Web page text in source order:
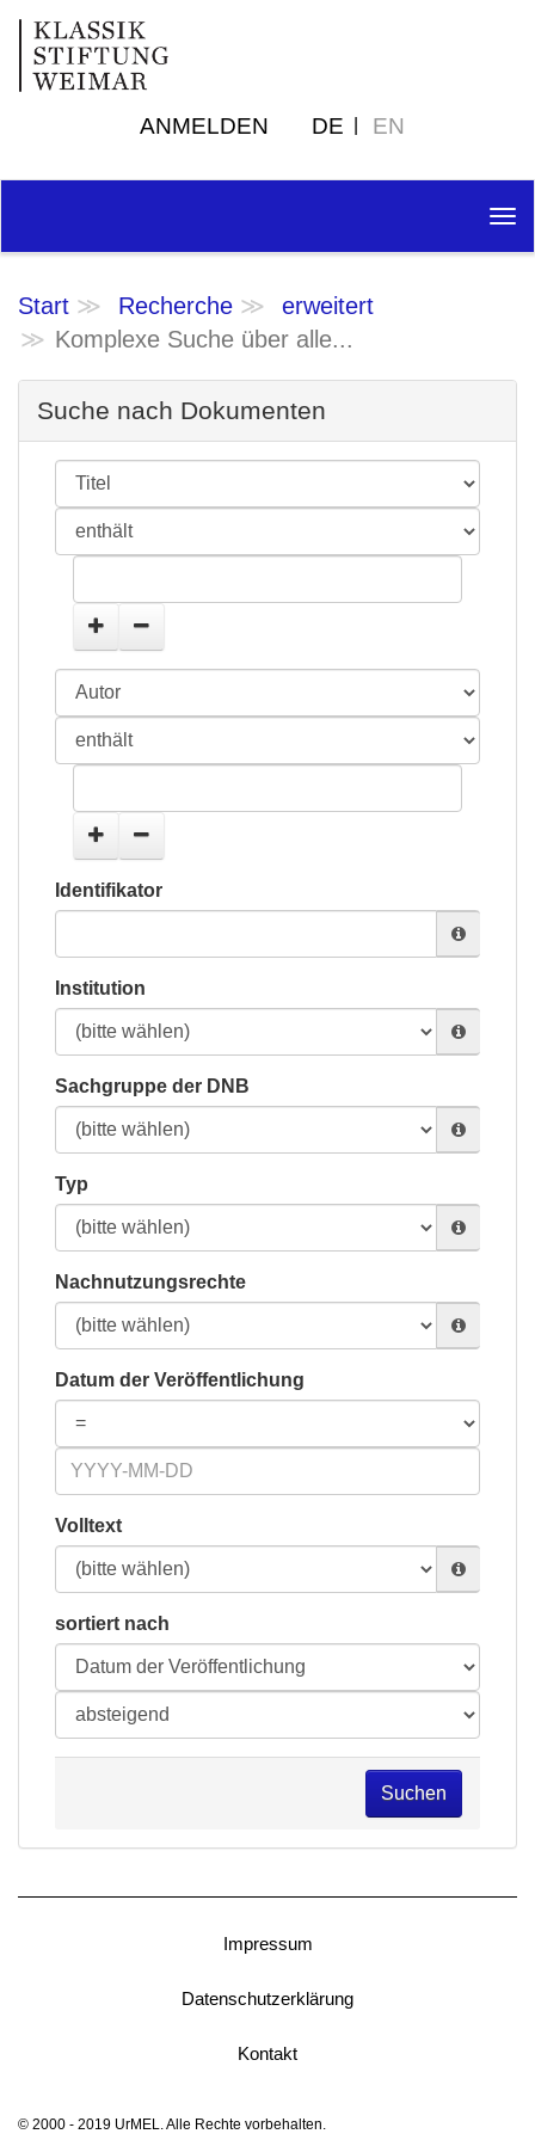
ANMELDEN DE EN
Start Recherche
erweitert
Komplexe Suche über alle...
Suche nach Dokumenten
Identifikator
Institution
Sachgruppe der DNB
Typ
Nachnutzungsrechte
Datum der Veröffentlichung
Volltext
sortiert nach
Suchen
Impressum
Datenschutzerklärung
Kontakt
© 2000 - 2019 UrMEL. Alle Rechte vorbehalten.